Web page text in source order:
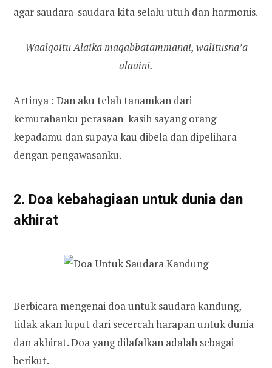
agar saudara-saudara kita selalu utuh dan harmonis.
Waalqoitu Alaika maqabbatammanai, walitusna’a
alaaini.
Artinya : Dan aku telah tanamkan dari
kemurahanku perasaan kasih sayang orang
kepadamu dan supaya kau dibela dan dipelihara
dengan pengawasanku.
2. Doa kebahagiaan untuk dunia dan
akhirat
Berbicara mengenai doa untuk saudara kandung,
tidak akan luput dari secercah harapan untuk dunia
dan akhirat. Doa yang dilafalkan adalah sebagai
berikut.